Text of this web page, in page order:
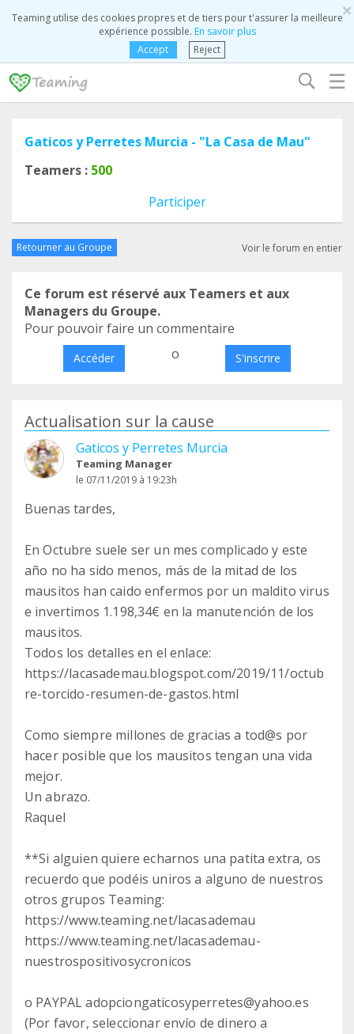
×
Teaming utilise des cookies propres et de tiers pour t'assurer la meilleure
expérience possible. En savoir plus
Accept
Reject
☰
Gaticos y Perretes Murcia - "La Casa de Mau"
Teamers : 500
Participer
Retourner au Groupe Voir le forum en entier
Ce forum est réservé aux Teamers et aux
Managers du Groupe.
Pour pouvoir faire un commentaire
Accéder o S'inscrire
Actualisation sur la cause
Gaticos y Perretes Murcia
Teaming Manager
le 07/11/2019 à 19:23h
Buenas tardes,
En Octubre suele ser un mes complicado y este
año no ha sido menos, más de la mitad de los
mausitos han caido enfermos por un maldito virus
e invertimos 1.198,34€ en la manutención de los
mausitos.
Todos los detalles en el enlace:
https://lacasademau.blogspot.com/2019/11/octub
re-torcido-resumen-de-gastos.html
Como siempre millones de gracias a tod@s por
hacer posible que los mausitos tengan una vida
mejor.
Un abrazo.
Raquel
**Si alguien quiere echarnos una patita extra, os
recuerdo que podéis uniros a alguno de nuestros
otros grupos Teaming:
https://www.teaming.net/lacasademau
https://www.teaming.net/lacasademau-
nuestrospositivosycronicos
o PAYPAL adopciongaticosyperretes@yahoo.es
(Por favor, seleccionar envío de dinero a